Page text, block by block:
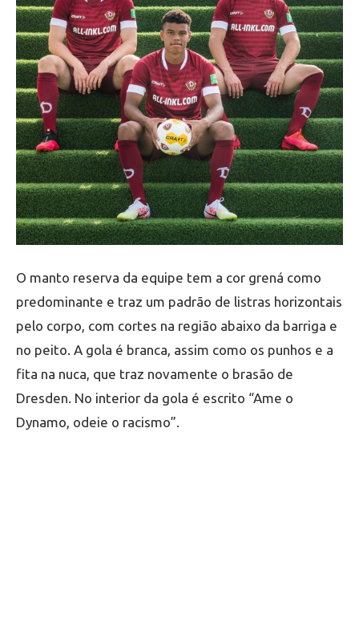
O manto reserva da equipe tem a cor grená como
predominante e traz um padrão de listras horizontais
pelo corpo, com cortes na região abaixo da barriga e
no peito. A gola é branca, assim como os punhos e a
fita na nuca, que traz novamente o brasão de
Dresden. No interior da gola é escrito “Ame o
Dynamo, odeie o racismo”.